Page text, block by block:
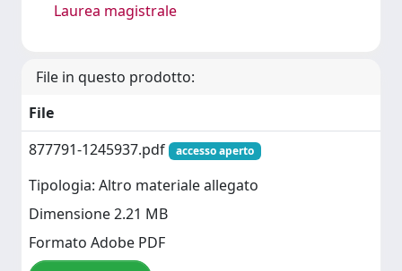
Laurea magistrale
File in questo prodotto:
File
877791-1245937.pdf
accesso aperto
Tipologia: Altro materiale allegato
Dimensione 2.21 MB
Formato Adobe PDF